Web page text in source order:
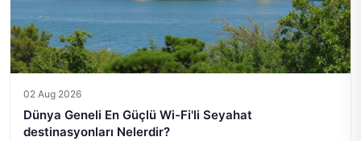
02 Aug 2026
Dünya Geneli En Güçlü Wi-Fi'li Seyahat
destinasyonları Nelerdir?